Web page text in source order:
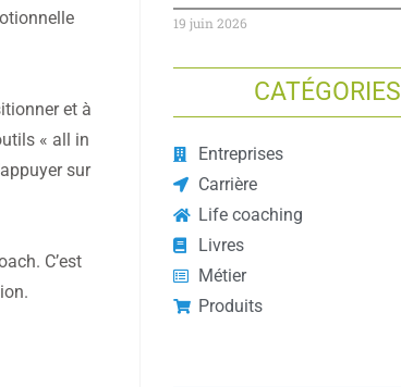
et à
« all in
sur
C’est
19 juin 2026
CATÉGORIES
Entreprises
Carrière
Life coaching
Livres
Métier
Produits